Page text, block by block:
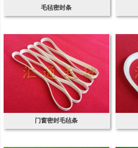
毛毡密封条
门窗密封毛毡条